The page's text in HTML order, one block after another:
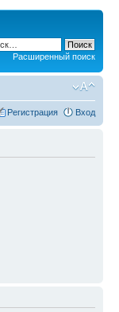
Расширенный поиск
Регистрация Вход